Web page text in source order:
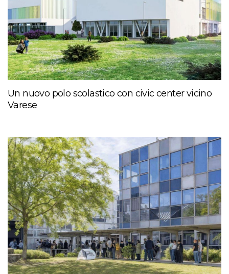
Un nuovo polo scolastico con civic center vicino
Varese